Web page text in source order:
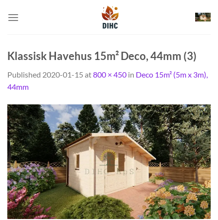
Klassisk Havehus 15m² Deco, 44mm (3)
Published 2020-01-15 at800 × 450 in Deco 15m² (5m x 3m),
44mm